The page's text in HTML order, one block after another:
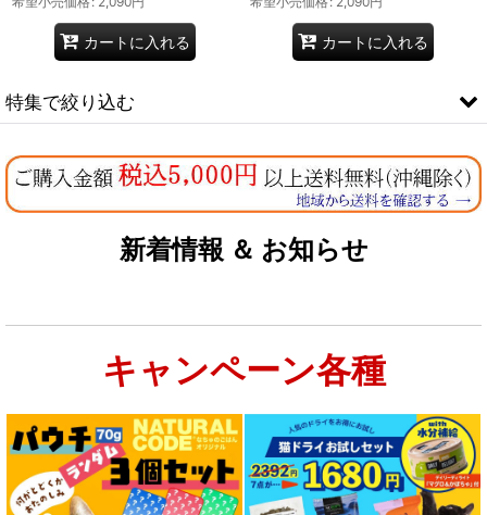
カートに入れる カートに入れる
特集で絞り込む
なちゅのオリジナルセット
お試しドライフード少量パック犬用
特集：大型犬＆多頭飼い用：セット＆大袋ドッグフード
特集 グリーントライプ（第４胃）とは
特集 フリーズドライ
新着情報 ＆ お知らせ
キャンペーン各種